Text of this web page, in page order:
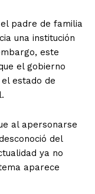
padre de familia
una institución
este
el gobierno
estado de
al apersonarse
del
ya no
aparece